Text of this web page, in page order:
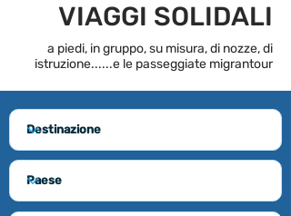
VIAGGI SOLIDALI
a piedi, in gruppo, su misura, di nozze, di
istruzione......e le passeggiate migrantour